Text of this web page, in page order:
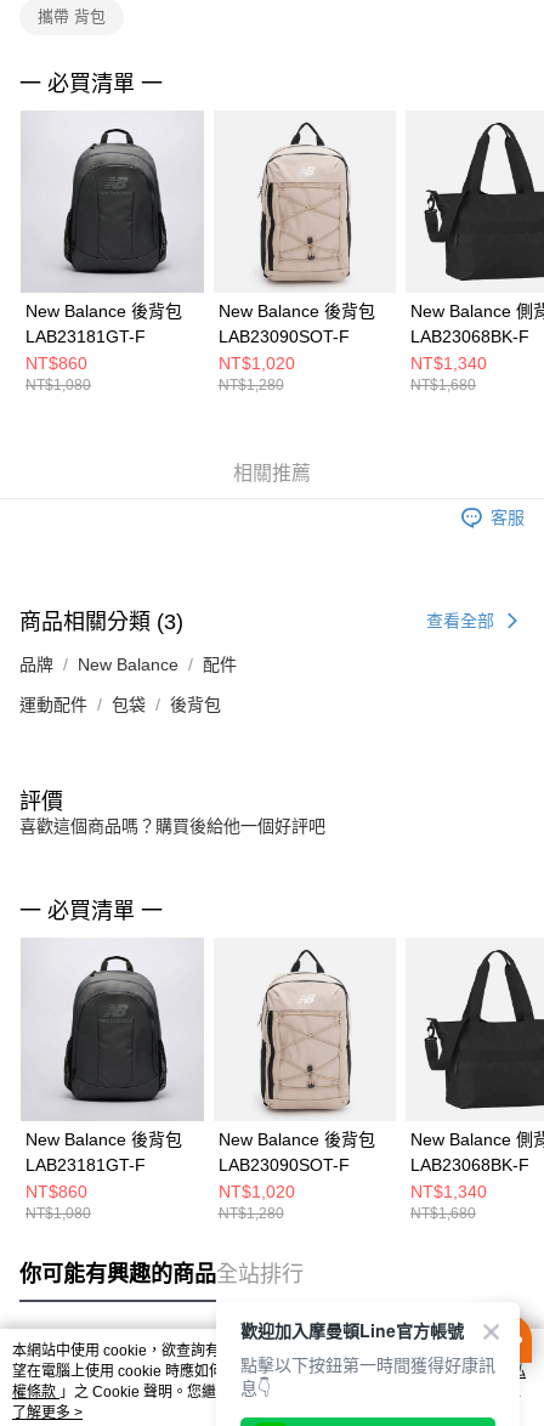
權轉讓予恩沛科技股份有限公司。
３．未成年的使用者請事先徵得法定代理人或監護人之同意方可使用
「AFTEE先享後付」，若未經同意申辦者引起之損失，本公司不負相關責
４．使用「AFTEE先享後付」時，將依據個別帳號之用戶狀況，依本公司即
時審查核予不同之上限額度；若仍有額度不足之情形，本公司將視審查結果
請求用戶進行身份認證。
５．嚴禁一人註冊多個帳號或使用他人資訊註冊。若發現惡意使用之情形，
恩沛科技股份有限公司將有權停止該用戶之使用額度並採取法律行動。
攜帶 背包
一 必買清單 一
New Balance 後背包
LAB23181GT-F
NT$860
NT$1,080
New Balance 後背包
LAB23090SOT-F
NT$1,020
NT$1,280
New Balance 側
LAB23068BK-F
NT$1,340
NT$1,680
相關推薦
客服
商品相關分類 (3) 查看全部
品牌 New Balance 配件
運動配件 包袋 後背包
評價
喜歡這個商品嗎？購買後給他一個好評吧
一 必買清單 一
New Balance 後背包
LAB23181GT-F
NT$860
NT$1,080
New Balance 後背包
LAB23090SOT-F
NT$1,020
NT$1,280
New Balance 側
LAB23068BK-F
NT$1,340
NT$1,680
你可能有興趣的商品全站排行
熱門標籤
本網站中使用 cookie，欲查詢有關本網站使用 cookie 方式之詳情，及若您不希
望在電腦上使用 cookie 時應如何變更電腦的 cookie 設定，請參閱本網站「
隱私
權條款 」之 Cookie 聲明。您繼續使用本網站即表示您同意本公司得按本網站使
用條款之 Cookie 聲明使用 cookie。
了解更多 >
歡迎加入摩曼頓Line官方帳號
點擊以下按鈕第一時間獲得好康訊
息👇